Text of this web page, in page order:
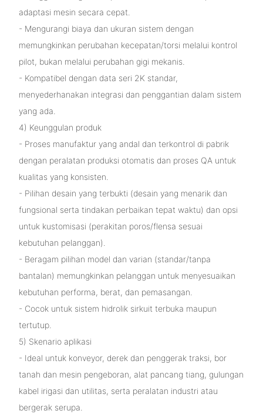
adaptasi mesin secara cepat.
- Mengurangi biaya dan ukuran sistem dengan
memungkinkan perubahan kecepatan/torsi melalui kontrol
pilot, bukan melalui perubahan gigi mekanis.
- Kompatibel dengan data seri 2K standar,
menyederhanakan integrasi dan penggantian dalam sistem
yang ada.
4) Keunggulan produk
- Proses manufaktur yang andal dan terkontrol di pabrik
dengan peralatan produksi otomatis dan proses QA untuk
kualitas yang konsisten.
- Pilihan desain yang terbukti (desain yang menarik dan
fungsional serta tindakan perbaikan tepat waktu) dan opsi
untuk kustomisasi (perakitan poros/flensa sesuai
kebutuhan pelanggan).
- Beragam pilihan model dan varian (standar/tanpa
bantalan) memungkinkan pelanggan untuk menyesuaikan
kebutuhan performa, berat, dan pemasangan.
- Cocok untuk sistem hidrolik sirkuit terbuka maupun
tertutup.
5) Skenario aplikasi
- Ideal untuk konveyor, derek dan penggerak traksi, bor
tanah dan mesin pengeboran, alat pancang tiang, gulungan
kabel irigasi dan utilitas, serta peralatan industri atau
bergerak serupa.